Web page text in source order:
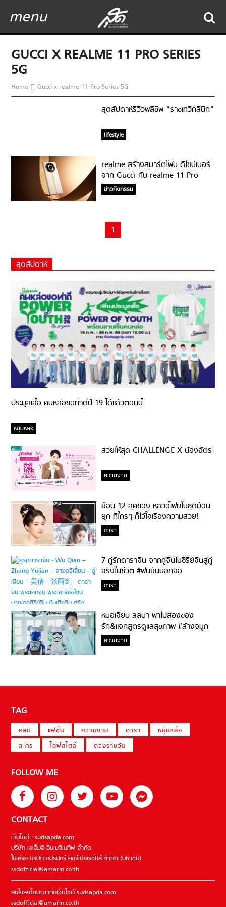
menu
GUCCI X REALME 11 PRO SERIES
5G
Home Gucci x realme 11 Pro Series 5G
สุดสัปดาห์รีวิวพลีชีพ "ราชเทวีคลินิก"
lifestyle
realme สร้างสมาร์ตโฟน ดีไซน์เนอร์
จาก Gucci กับ realme 11 Pro
Series 5G
ข่าวกิจกรรม
1
สุดสัปดาห์
ประมูลเสื้อ คนหล่อขอทำดีปี 19 ได้แล้วตอนนี้
หนุ่มหล่อ
สวยให้สุด CHALLENGE X น้องฉัตร
ความงาม
ย้อน 12 ลุคของ หลิวอี้เฟยในชุดย้อน
ยุค ที่ใครๆ ก็ไว้ใจเรื่องความสวย!
ดารา
7 คู่รักดาราจีน จากคู่จิ้นในซีรี่ย์จีนสู่คู่
จริงในชีวิต #ฟินยันนอกจอ
ดารา
หมอเจี๊ยบ-ลลนา พาไปส่องของ
รัก&แจกสูตรดูแลสุขภาพ #ล้างจมูก
ไม่ยากจะสอนให้
ความงาม
TAG
คลิป แฟชั่น ความงาม ดารา
หนุ่มหล่อ
ละคร
ไลฟ์สไตล์ ดวงรายวัน
FOLLOW ME
CONTACT
เว็บไซต์ : sudsapda.com
บริษัท เอเอ็มอี อิมเมจิเนทีฟ จำกัด
ในเครือ บริษัท อมรินทร์ คอร์เปอเรชั่นส์ จำกัด (มหาชน)
ssdofficial@amarin.co.th
สนใจลงโฆษณากับเว็บไซต์ sudsapda.com
ssdofficial@amarin.co.th